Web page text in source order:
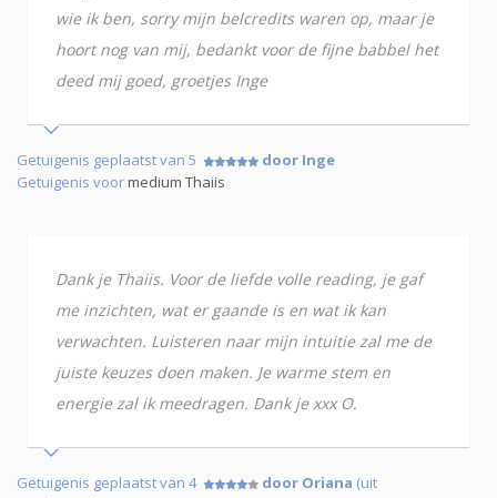
wie ik ben, sorry mijn belcredits waren op, maar je
hoort nog van mij, bedankt voor de fijne babbel het
deed mij goed, groetjes Inge
Getuigenis geplaatst van 5
door Inge
Getuigenis voormedium Thaiis
Dank je Thaiis. Voor de liefde volle reading, je gaf
me inzichten, wat er gaande is en wat ik kan
verwachten. Luisteren naar mijn intuitie zal me de
juiste keuzes doen maken. Je warme stem en
energie zal ik meedragen. Dank je xxx O.
Getuigenis geplaatst van 4 door Oriana (uit